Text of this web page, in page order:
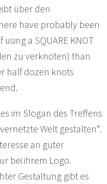
über den
have probably been
a SQUARE KNOT
zu verknoten) than
half dozen knots
im Slogan des Treffens
Welt gestalten“.
an guter
bei ihrem Logo.
Gestaltung gibt es